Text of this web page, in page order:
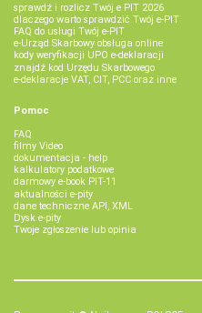
sprawdź i rozlicz Twój e PIT 2026
dlaczego warto sprawdzić Twój e-PIT
FAQ do usługi Twój e-PIT
e-Urząd Skarbowy obsługa online
kody weryfikacji UPO e-deklaracji
znajdź kod Urzędu Skarbowego
e-deklaracje VAT, CIT, PCC oraz inne
Pomoc
FAQ
filmy Video
dokumentacja - help
kalkulatory podatkowe
darmowy e-book PIT-11
aktualności e-pity
dane techniczne API, XML
Dysk e-pity
Twoje zgłoszenie lub opinia